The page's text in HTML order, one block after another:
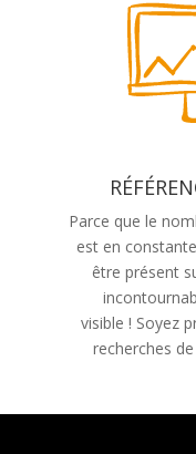
Parce que le
est en
être présent
visible ! Soyez
recherches